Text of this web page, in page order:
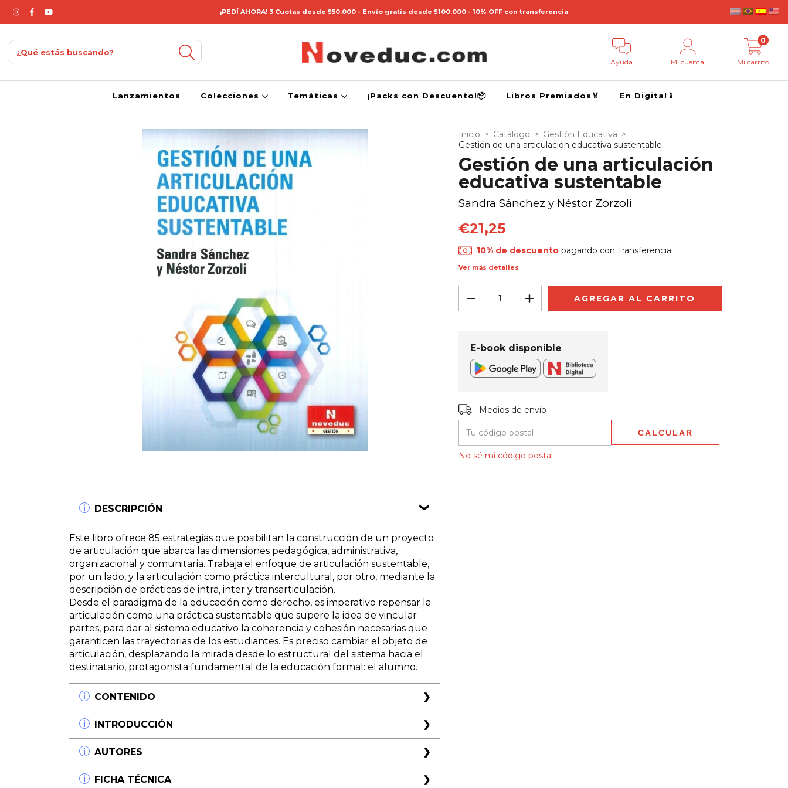
¡PEDÍ AHORA! 3 Cuotas desde $50.000 - Envío gratis desde $100.000 - 10% OFF con transferencia
Ayuda Mi cuenta Mi carrito
0
Lanzamientos Colecciones Temáticas ¡Packs con Descuento!📦 Libros Premiados🏅 En Digital📱
DESCRIPCIÓN
Este libro ofrece 85 estrategias que posibilitan la construcción de un proyecto
de articulación que abarca las dimensiones pedagógica, administrativa,
organizacional y comunitaria. Trabaja el enfoque de articulación sustentable,
por un lado, y la articulación como práctica intercultural, por otro, mediante la
descripción de prácticas de intra, inter y transarticulación.
Desde el paradigma de la educación como derecho, es imperativo repensar la
articulación como una práctica sustentable que supere la idea de vincular
partes, para dar al sistema educativo la coherencia y cohesión necesarias que
garanticen las trayectorias de los estudiantes. Es preciso cambiar el objeto de
articulación, desplazando la mirada desde lo estructural del sistema hacia el
destinatario, protagonista fundamental de la educación formal: el alumno.
CONTENIDO
Mirá ahora en Youtube la presentación de esta obra en la Feria del Libro
(Mayo 2017)
Prólogo.
Sandra Pederzolli
INTRODUCCIÓN
Empezar a plasmar en estas hojas tantísimas vivencias, reflexiones y
experiencias sobre la articulación en el sistema educativo nos posiciona frente a
un desafío similar al de Hércules y uno de sus trabajos más conocidos: el que lo
enfrentó enfrentar a la Hidra de Lerna. Esa serpiente mitológica policefálica
AUTORES
Néstor Zorzoli
Profesor de Química (UBA). Profesor en Docencia Superior (UTN). Magíster
FICHA TÉCNICA
Inicio > Catálogo > Gestión Educativa >
Gestión de una articulación educativa sustentable
Gestión de una articulación
educativa sustentable
Sandra Sánchez y Néstor Zorzoli
€21,25
10% de descuento pagando con Transferencia
Ver más detalles
E-book disponible
Entregas para el CP:
Medios de envío
CALCULAR
No sé mi código postal